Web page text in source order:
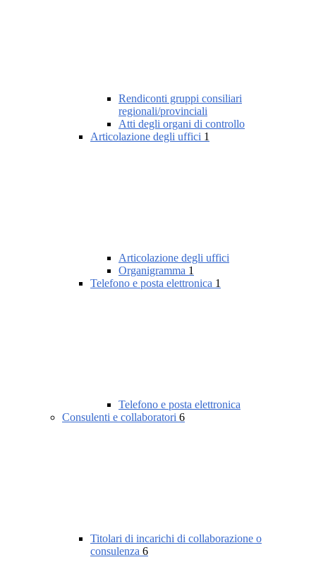
Rendiconti gruppi consiliari
regionali/provinciali
Atti degli organi di controllo
Articolazione degli uffici 1
Articolazione degli uffici
Organigramma 1
Telefono e posta elettronica 1
Telefono e posta elettronica
Consulenti e collaboratori 6
Titolari di incarichi di collaborazione o
consulenza 6